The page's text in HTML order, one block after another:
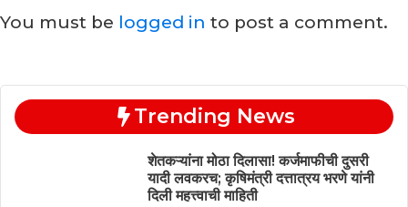
You must be logged in to post a comment.
Trending News
शेतकऱ्यांना मोठा दिलासा! कर्जमाफीची दुसरी
यादी लवकरच; कृषिमंत्री दत्तात्रय भरणे यांनी
दिली महत्त्वाची माहिती